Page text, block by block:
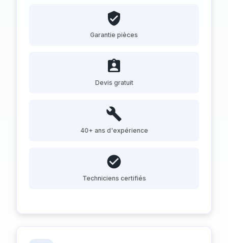
Garantie pièces
Devis gratuit
40+ ans d'expérience
Techniciens certifiés